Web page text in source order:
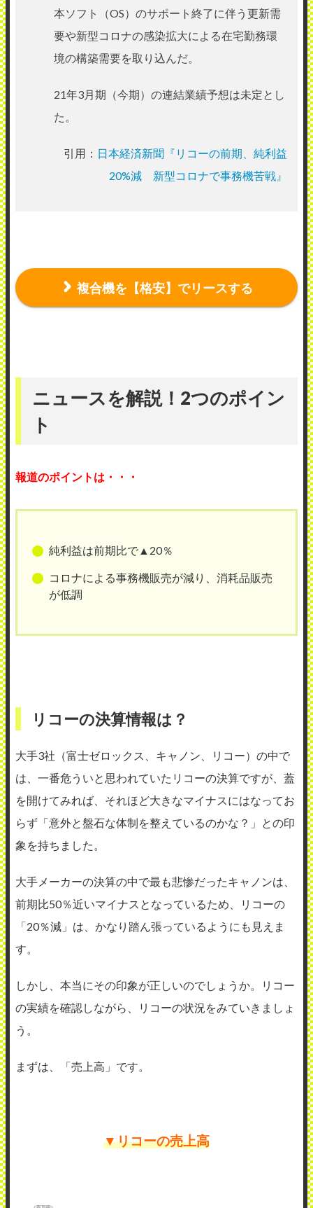
本ソフト（OS）のサポート終了に伴う更新需
要や新型コロナの感染拡大による在宅勤務環
境の構築需要を取り込んだ。
21年3月期（今期）の連結業績予想は未定とし
た。
引用： 日本経済新聞『リコーの前期、純利益
20%減 新型コロナで事務機苦戦』
複合機を【格安】でリースする
ニュースを解説！2つのポイン
ト
報道のポイントは・・・
純利益は前期比で▲20％
コロナによる事務機販売が減り、消耗品販売
が低調
リコーの決算情報は？
大手3社（富士ゼロックス、キャノン、リコー）の中で
は、一番危ういと思われていたリコーの決算ですが、蓋
を開けてみれば、それほど大きなマイナスにはなってお
らず「意外と盤石な体制を整えているのかな？」との印
象を持ちました。
大手メーカーの決算の中で最も悲惨だったキャノンは、
前期比50％近いマイナスとなっているため、リコーの
「20％減」は、かなり踏ん張っているようにも見えま
す。
しかし、本当にその印象が正しいのでしょうか。リコー
の実績を確認しながら、リコーの状況をみていきましょ
う。
まずは、「売上高」です。
▼リコーの売上高